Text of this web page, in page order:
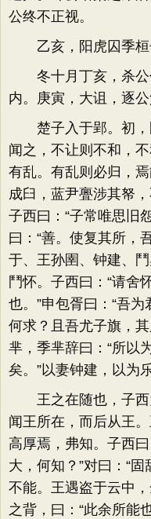
公终不正视。
乙亥，阳虎囚季桓
冬十月丁亥，杀公
内。庚寅，大诅，逐
楚子入于郢。初，
闻之，不让则不和，
有乱。有乱则必归，
成臼，蓝尹亹涉其帑
子西曰：“子常唯思旧
曰：“善。使复其所，
于、王孙圉、钟建、
鬥怀。子西曰：“请舍
也。”申包胥曰：“吾
何求？且吾尤子旗，
芈，季芈辞曰：“所以
矣。”以妻钟建，以为
王之在随也，子西
闻王所在，而后从王
高厚焉，弗知。子西
大，何知？”对曰：“
不能。王遇盗于云中
之背，曰：“此余所能